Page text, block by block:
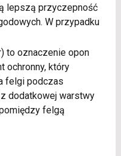
lepszą przyczepność
W przypadku
to oznaczenie opon
ochronny, który
felgi podczas
dodatkowej warstwy
felgą